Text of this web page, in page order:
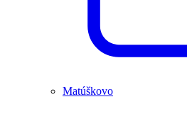
Matúškovo